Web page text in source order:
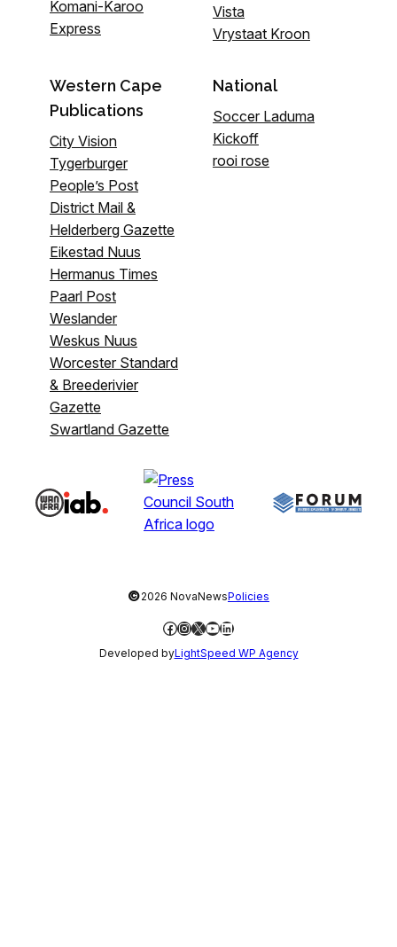
Komani-Karoo
Express
Vista
Vrystaat Kroon
Western Cape
Publications
City Vision
Tygerburger
People’s Post
District Mail &
Helderberg Gazette
Eikestad Nuus
Hermanus Times
Paarl Post
Weslander
Weskus Nuus
Worcester Standard
& Breederivier
Gazette
Swartland Gazette
National
Soccer Laduma
Kickoff
rooi rose
©2026 NovaNewsPolicies
Facebook
Instagram
X YouTube
LinkedIn
Developed byLightSpeed WP Agency